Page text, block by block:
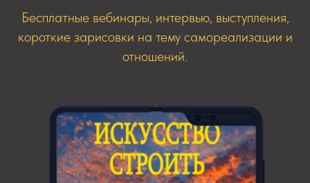
Бесплатные вебинары, интервью, выступления,
короткие зарисовки на тему самореализации и
отношений.